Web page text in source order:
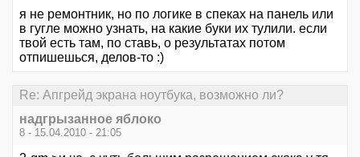
я не ремонтник, но по логике в спеках на панель или
в гугле можно узнать, на какие буки их тулили. если
твой есть там, по ставь, о результатах потом
отпишешься, делов-то :)
Re: Апгрейд экрана ноутбука, возможно ли?
надгрызанное яблоко
8 - 15.04.2010 - 21:05